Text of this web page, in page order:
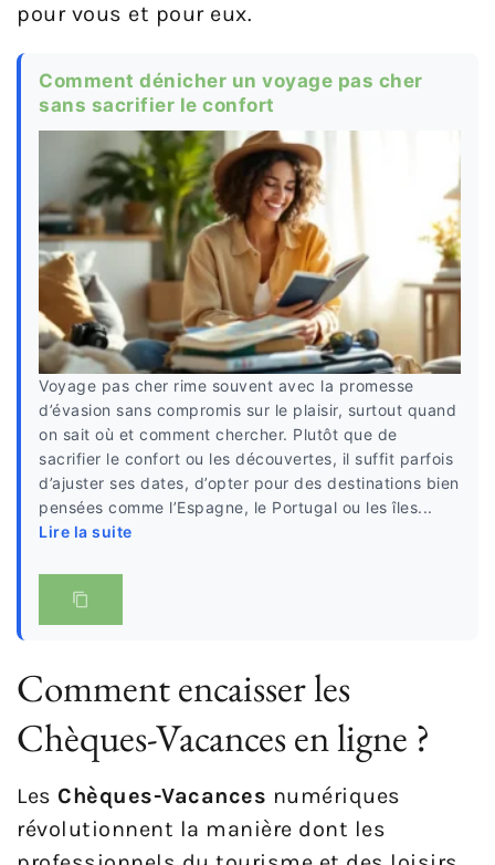
pour vous et pour eux.
Comment dénicher un voyage pas cher
sans sacrifier le confort
Voyage pas cher rime souvent avec la promesse
d’évasion sans compromis sur le plaisir, surtout quand
on sait où et comment chercher. Plutôt que de
sacrifier le confort ou les découvertes, il suffit parfois
d’ajuster ses dates, d’opter pour des destinations bien
pensées comme l’Espagne, le Portugal ou les îles...
Lire la suite
Comment encaisser les
Chèques-Vacances en ligne ?
Les Chèques-Vacances numériques
révolutionnent la manière dont les